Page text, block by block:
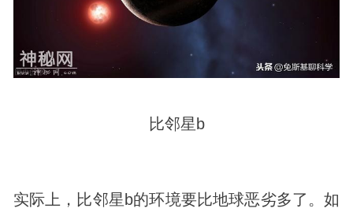
比邻星b
实际上，比邻星b的环境要比地球恶劣多了。如